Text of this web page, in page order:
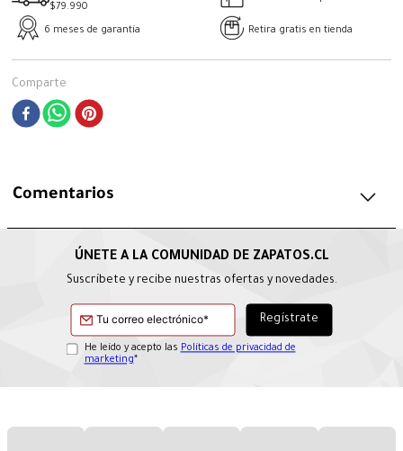
$79.990
6 meses de garantía Retira gratis en tienda
Comparte
Comentarios
Suscríbete y recibe nuestras ofertas y novedades.
He leído y acepto las Políticas de privacidad de
marketing*